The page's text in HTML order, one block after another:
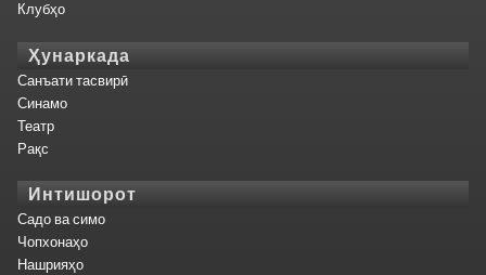
Клубҳо
Ҳунаркада
Санъати тасвирӣ
Синамо
Театр
Рақс
Интишорот
Садо ва симо
Чопхонаҳо
Нашрияҳо